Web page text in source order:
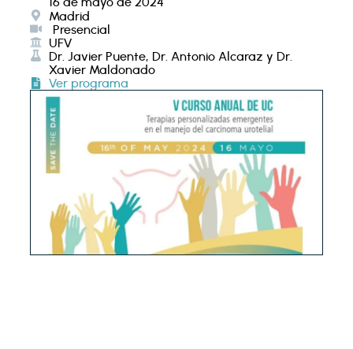
Madrid
Presencial
UFV
Dr. Javier Puente, Dr. Antonio Alcaraz y Dr.
Xavier Maldonado
Ver programa